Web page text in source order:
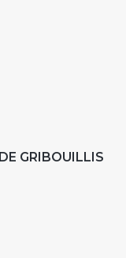
GRIBOUILLIS